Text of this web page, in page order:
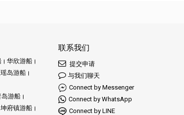
华欣游船
岛游船
岛游船
府镇游船
联系我们
提交申请
与我们聊天
Connect by Messenger
Connect by WhatsApp
Connect by LINE